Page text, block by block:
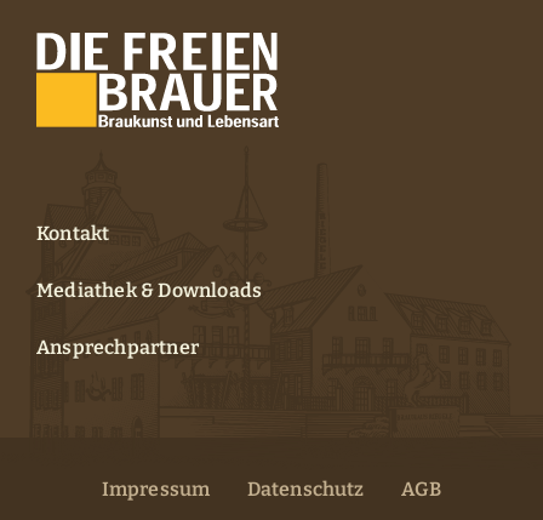
Kontakt
Mediathek & Downloads
Ansprechpartner
Impressum Datenschutz AGB